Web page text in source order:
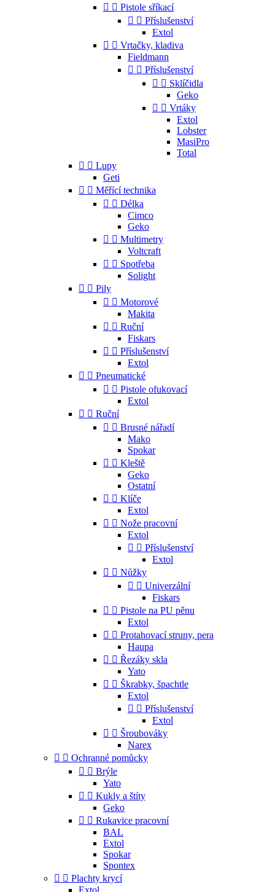
  Pistole sříkací
  Příslušenství
Extol
  Vrtačky, kladiva
Fieldmann
  Příslušenství
  Sklíčidla
Geko
  Vrtáky
Extol
Lobster
MasiPro
Total
  Lupy
Geti
  Měřící technika
  Délka
Cimco
Geko
  Multimetry
Voltcraft
  Spotřeba
Solight
  Pily
  Motorové
Makita
  Ruční
Fiskars
  Příslušenství
Extol
  Pneumatické
  Pistole ofukovací
Extol
  Ruční
  Brusné nářadí
Mako
Spokar
  Kleště
Geko
Ostatní
  Klíče
Extol
  Nože pracovní
Extol
  Příslušenství
Extol
  Nůžky
  Univerzální
Fiskars
  Pistole na PU pěnu
Extol
  Protahovací struny, pera
Haupa
  Řezáky skla
Yato
  Škrabky, špachtle
Extol
  Příslušenství
Extol
  Šroubováky
Narex
  Ochranné pomůcky
  Brýle
Yato
  Kukly a štíty
Geko
  Rukavice pracovní
BAL
Extol
Spokar
Spontex
  Plachty krycí
Extol